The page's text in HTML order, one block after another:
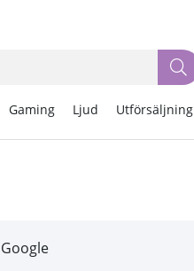
Gaming Ljud Utförsäljning
Google